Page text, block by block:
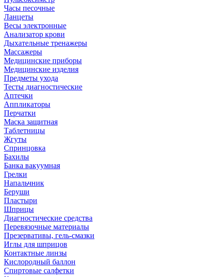
Часы песочные
Ланцеты
Весы электронные
Анализатор крови
Дыхательные тренажеры
Массажеры
Медицинские приборы
Медицинские изделия
Предметы ухода
Тесты диагностические
Аптечки
Аппликаторы
Перчатки
Маска защитная
Таблетницы
Жгуты
Спринцовка
Бахилы
Банка вакуумная
Грелки
Напальчник
Беруши
Пластыри
Шприцы
Диагностические средства
Перевязочные материалы
Презервативы, гель-смазки
Иглы для шприцов
Контактные линзы
Кислородный баллон
Спиртовые салфетки